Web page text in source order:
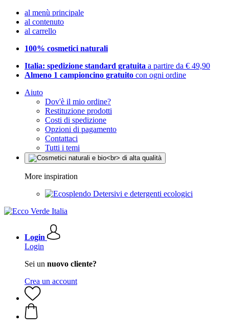
al menù principale
al contenuto
al carrello
100% cosmetici naturali
Italia: spedizione standard gratuita a partire da € 49,90
Almeno 1 campioncino gratuito con ogni ordine
Aiuto
Dov'è il mio ordine?
Restituzione prodotti
Costi di spedizione
Opzioni di pagamento
Contattaci
Tutti i temi
More inspiration
Detersivi e detergenti ecologici
Login
Login
Sei un nuovo cliente?
Crea un account